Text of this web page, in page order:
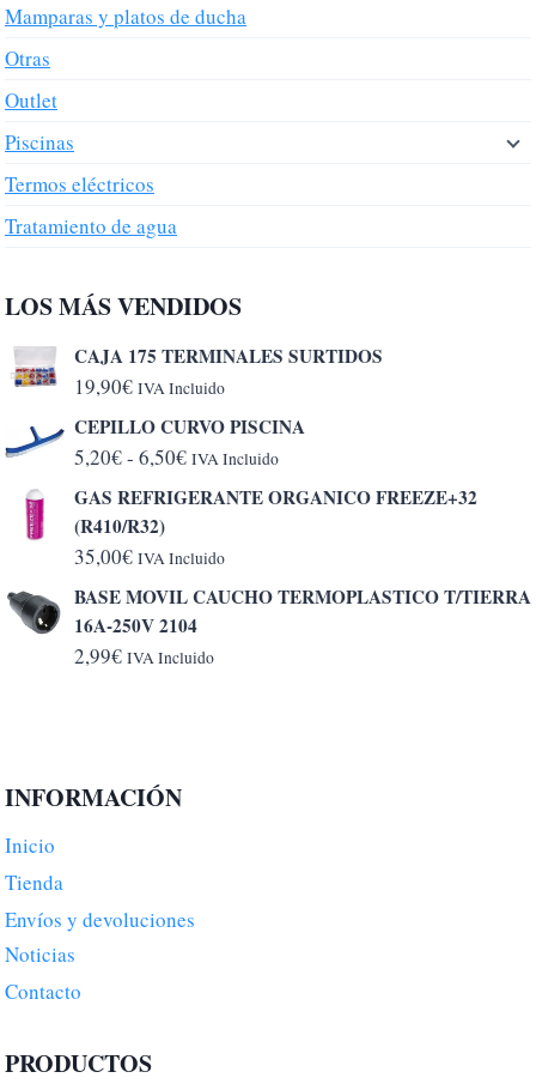
Mamparas y platos de ducha
Otras
Outlet
Piscinas
Termos eléctricos
Tratamiento de agua
LOS MÁS VENDIDOS
CAJA 175 TERMINALES SURTIDOS
19,90€ IVA Incluido
CEPILLO CURVO PISCINA
5,20€- 6,50€Rango
de
desde
5,20€
hasta
6,50€
IVA Incluido
GAS REFRIGERANTE ORGANICO FREEZE+32
(R410/R32)
35,00€ IVA Incluido
BASE MOVIL CAUCHO TERMOPLASTICO T/TIERRA
16A-250V 2104
2,99€ IVA Incluido
INFORMACIÓN
Inicio
Tienda
Envíos y devoluciones
Noticias
Contacto
PRODUCTOS